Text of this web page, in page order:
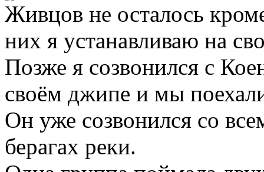
Живцов не осталось
них я устанавливаю на
Позже я созвонился с
своём джипе и мы
Он уже созвонился со
берагах реки.